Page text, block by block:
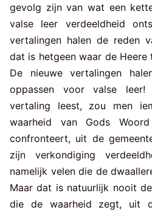
gevolg zijn van wat een
valse leer verdeeldheid
vertalingen halen de reden
dat is hetgeen waar de Heere
De nieuwe vertalingen
oppassen voor valse
vertaling leest, zou men
waarheid van Gods
confronteert, uit de
zijn verkondiging
namelijk velen die de
Maar dat is natuurlijk nooit
die de waarheid zegt, uit